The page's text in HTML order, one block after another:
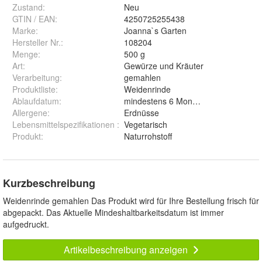
Zustand:
Neu
GTIN / EAN:
4250725255438
Marke:
Joanna`s Garten
Hersteller Nr.:
108204
Menge:
500 g
Art:
Gewürze und Kräuter
Verarbeitung:
gemahlen
Produktliste:
Weidenrinde
Ablaufdatum:
mindestens 6 Monate ab
Allergene:
Erdnüsse
Lebensmittelspezifikationen : Vegetarisch
Produkt: Naturrohstoff
Kurzbeschreibung
Weidenrinde gemahlen Das Produkt wird für Ihre Bestellung frisch für
abgepackt. Das Aktuelle Mindeshaltbarkeitsdatum ist immer
aufgedruckt.
Artikelbeschreibung anzeigen